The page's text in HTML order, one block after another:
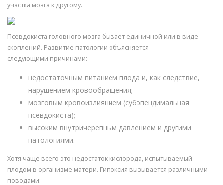
участка мозга к другому.
Псевдокиста головного мозга бывает единичной или в виде
скоплений. Развитие патологии объясняется
следующими причинами:
недостаточным питанием плода и, как следствие,
нарушением кровообращения;
мозговым кровоизлиянием (субэпендимальная
псевдокиста);
высоким внутричерепным давлением и другими
патологиями.
Хотя чаще всего это недостаток кислорода, испытываемый
плодом в организме матери. Гипоксия вызывается различными
поводами: